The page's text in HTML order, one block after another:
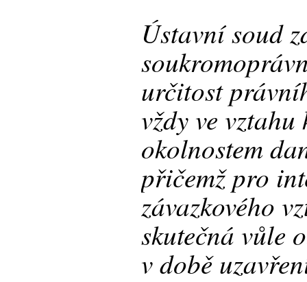
Ústavní soud
určitost
vždy ve
okolnostem
přičemž pro
závazkového
skutečná vůle
v době